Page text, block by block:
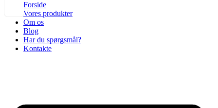
Forside
Vores produkter
Om os
Blog
Har du spørgsmål?
Kontakte